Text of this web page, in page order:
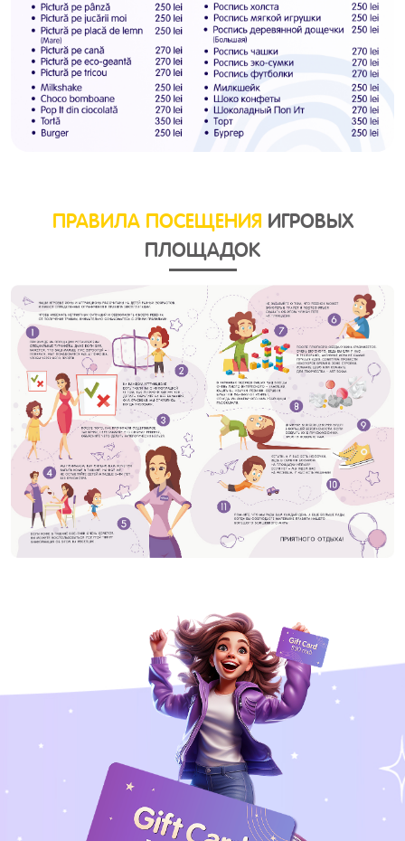
ПРАВИЛА ПОСЕЩЕНИЯ ИГРОВЫХ
ПЛОЩАДОК